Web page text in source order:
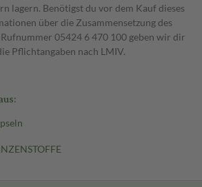
lagern. Benötigst du vor dem Kauf dieses
über die Zusammensetzung des
05424 6 470 100 geben wir dir
Pflichtangaben nach LMIV.